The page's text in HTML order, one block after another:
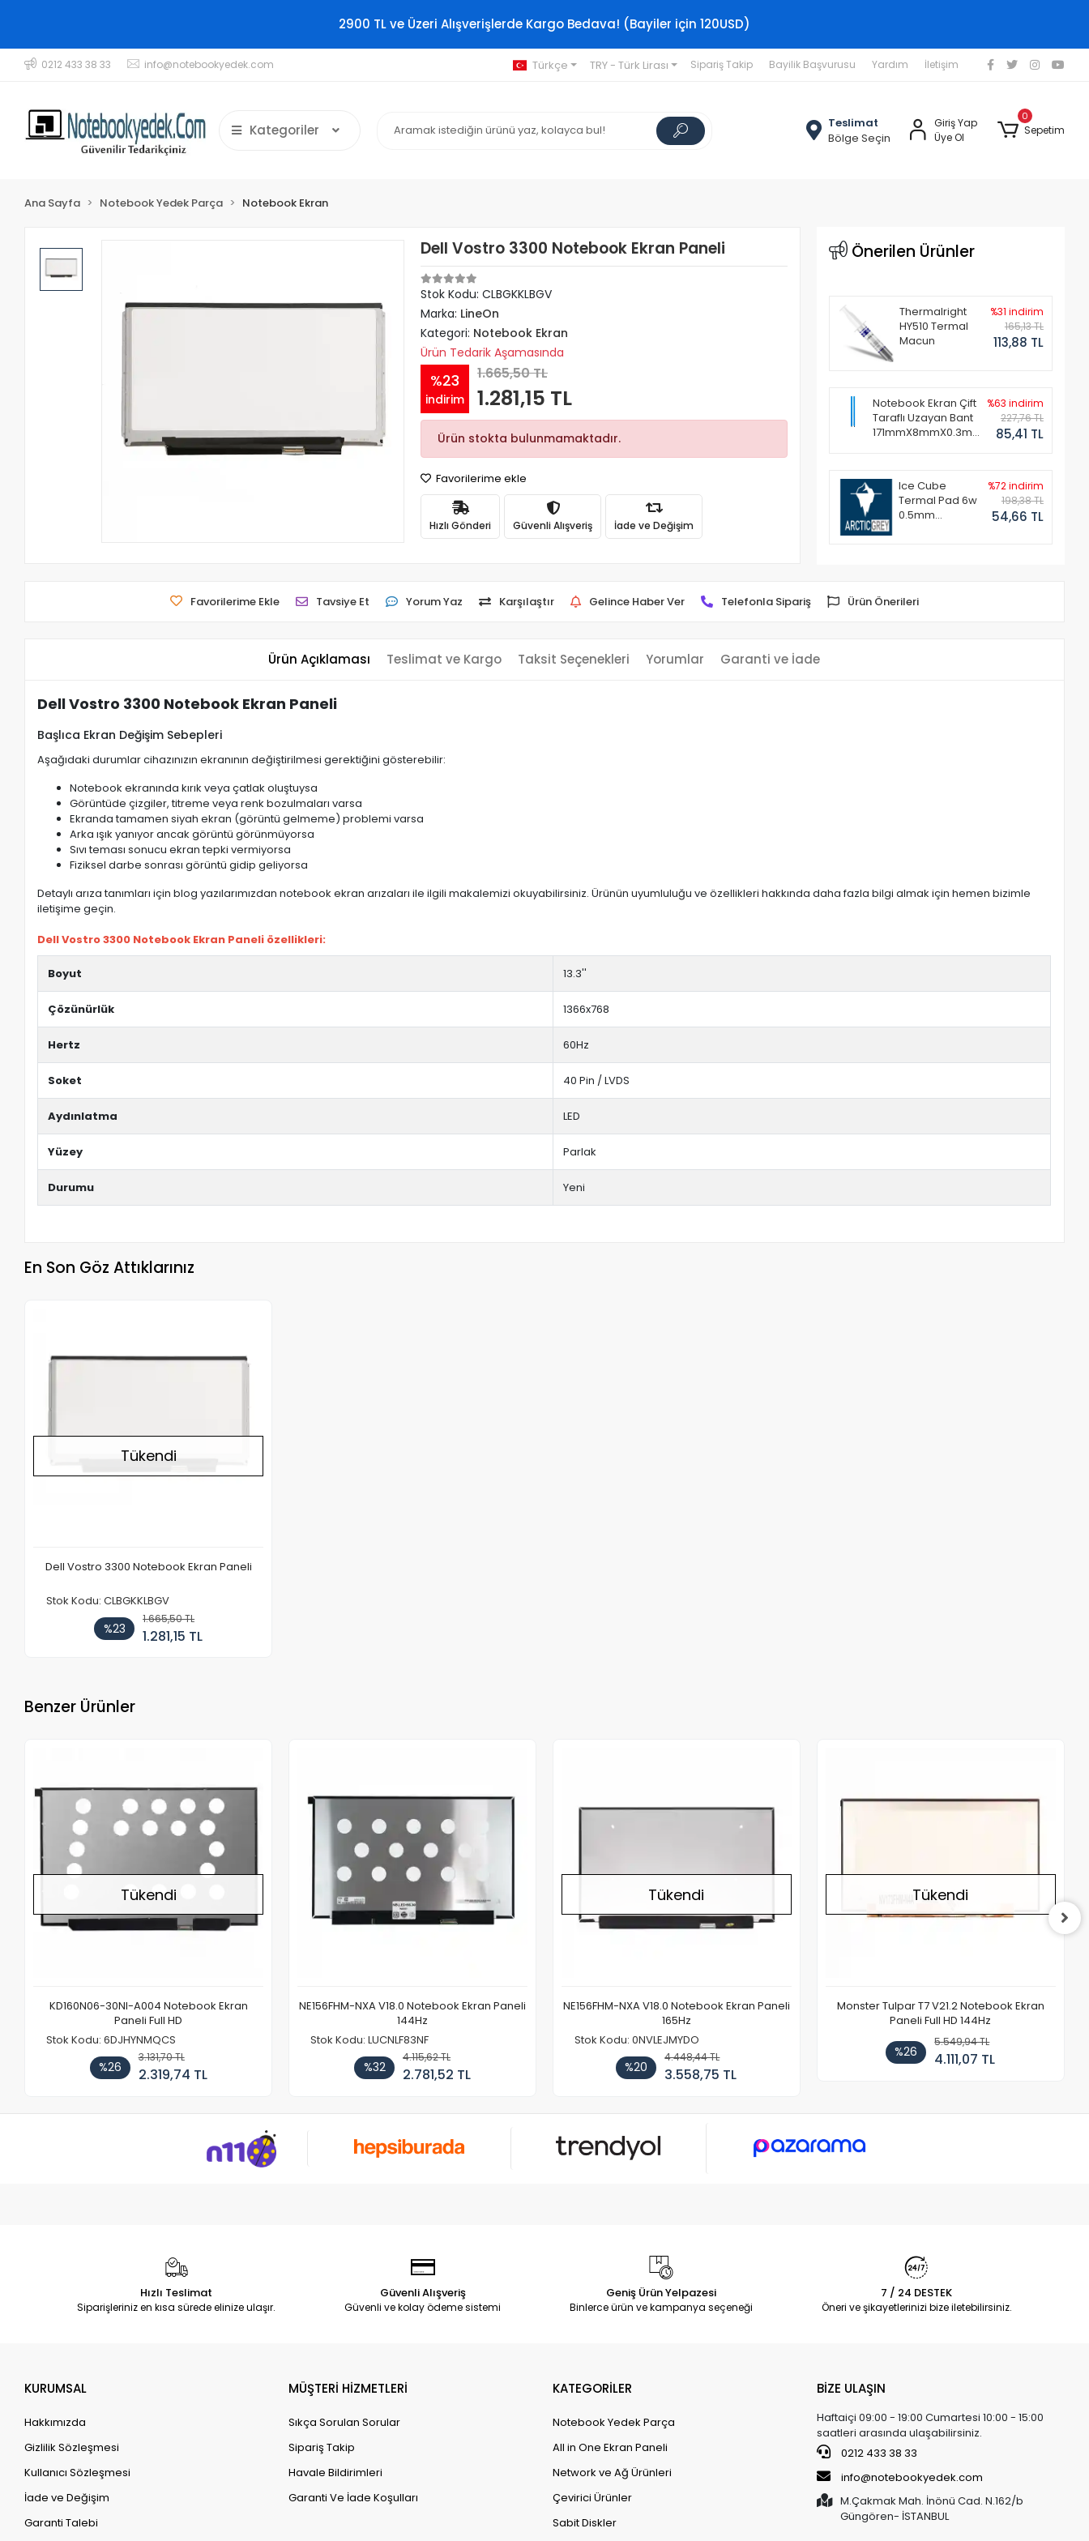
2900 TL ve Üzeri Alışverişlerde Kargo Bedava! (Bayiler için 120USD)
0212 433 38 33 info@notebookyedek.com Türkçe TRY - Türk Lirası Sipariş Takip Bayilik Başvurusu Yardım İletişim
Kategoriler
Teslimat
Bölge Seçin
Giriş Yap
Üye Ol
0
Sepetim
Ana Sayfa Notebook Yedek Parça Notebook Ekran
Dell Vostro 3300 Notebook Ekran Paneli
Stok Kodu: CLBGKKLBGV
Marka: LineOn
Kategori: Notebook Ekran
Ürün Tedarik Aşamasında
%23
indirim
1.665,50 TL
1.281,15 TL
Ürün stokta bulunmamaktadır.
Favorilerime ekle
Hızlı Gönderi Güvenli Alışveriş İade ve Değişim
Önerilen Ürünler
Thermalright
HY510 Termal
Macun
%31 indirim
165,13 TL
113,88 TL
Notebook Ekran Çift
Taraflı Uzayan Bant
171mmX8mmX0.3mm
%63 indirim
227,76 TL
85,41 TL
Ice Cube
Termal Pad 6w
0.5mm
%72 indirim
198,38 TL
54,66 TL
Favorilerime Ekle Tavsiye Et Yorum Yaz Karşılaştır Gelince Haber Ver Telefonla Sipariş Ürün Önerileri
Ürün Açıklaması Teslimat ve Kargo Taksit Seçenekleri Yorumlar Garanti ve İade
Dell Vostro 3300 Notebook Ekran Paneli
Başlıca Ekran Değişim Sebepleri
Aşağıdaki durumlar cihazınızın ekranının değiştirilmesi gerektiğini gösterebilir:
Notebook ekranında kırık veya çatlak oluştuysa
Görüntüde çizgiler, titreme veya renk bozulmaları varsa
Ekranda tamamen siyah ekran (görüntü gelmeme) problemi varsa
Arka ışık yanıyor ancak görüntü görünmüyorsa
Sıvı teması sonucu ekran tepki vermiyorsa
Fiziksel darbe sonrası görüntü gidip geliyorsa
Detaylı arıza tanımları için blog yazılarımızdan notebook ekran arızaları ile ilgili makalemizi okuyabilirsiniz. Ürünün uyumluluğu ve özellikleri hakkında daha fazla bilgi almak için hemen bizimle
iletişime geçin.
Dell Vostro 3300 Notebook Ekran Paneli özellikleri:
Boyut 13.3''
Çözünürlük 1366x768
Hertz 60Hz
Soket 40 Pin / LVDS
Aydınlatma LED
Yüzey Parlak
Durumu Yeni
En Son Göz Attıklarınız
Tükendi
Dell Vostro 3300 Notebook Ekran Paneli
Stok Kodu: CLBGKKLBGV
%23
1.665,50 TL
1.281,15 TL
Benzer Ürünler
Tükendi
KD160N06-30NI-A004 Notebook Ekran
Paneli Full HD
Stok Kodu: 6DJHYNMQCS
%26
3.131,70 TL
2.319,74 TL
NE156FHM-NXA V18.0 Notebook Ekran Paneli
144Hz
Stok Kodu: LUCNLF83NF
%32
4.115,62 TL
2.781,52 TL
Tükendi
NE156FHM-NXA V18.0 Notebook Ekran Paneli
165Hz
Stok Kodu: 0NVLEJMYDO
%20
4.448,44 TL
3.558,75 TL
Tükendi
Monster Tulpar T7 V21.2 Notebook Ekran
Paneli Full HD 144Hz
%26
5.549,94 TL
4.111,07 TL
Hızlı Teslimat
Siparişleriniz en kısa sürede elinize ulaşır.
Güvenli Alışveriş
Güvenli ve kolay ödeme sistemi
Geniş Ürün Yelpazesi
Binlerce ürün ve kampanya seçeneği
7 / 24 DESTEK
Öneri ve şikayetlerinizi bize iletebilirsiniz.
KURUMSAL
Hakkımızda
Gizlilik Sözleşmesi
Kullanıcı Sözleşmesi
İade ve Değişim
Garanti Talebi
MÜŞTERİ HİZMETLERİ
Sıkça Sorulan Sorular
Sipariş Takip
Havale Bildirimleri
Garanti Ve İade Koşulları
KATEGORİLER
Notebook Yedek Parça
All in One Ekran Paneli
Network ve Ağ Ürünleri
Çevirici Ürünler
Sabit Diskler
BİZE ULAŞIN
Haftaiçi 09:00 - 19:00 Cumartesi 10:00 - 15:00
saatleri arasında ulaşabilirsiniz.
0212 433 38 33
info@notebookyedek.com
M.Çakmak Mah. İnönü Cad. N.162/b
Güngören- İSTANBUL